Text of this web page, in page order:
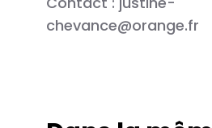
chevance@orange.fr